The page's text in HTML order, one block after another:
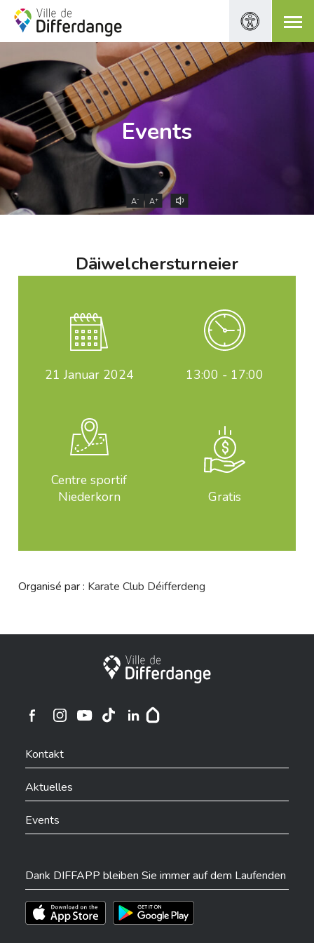
Events
A- A+
Däiwelchersturneier
21 Januar 2024 13:00 - 17:00
Centre sportif
Niederkorn
Gratis
Organisé par : Karate Club Déifferdeng
Stadt Differdingen
Ville de Differdange sur Instagram
Kontakt
Aktuelles
Events
Dank DIFFAPP bleiben Sie immer auf dem Laufenden
Téléchargez l'app sur l'App StoreTéléchargez l'app sur Play Store